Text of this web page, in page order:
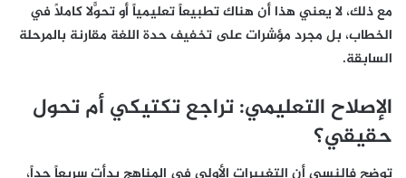
مع ذلك، لا يعني هذا أن هناك تطبيعاً تعليمياً أو تحوّلاً كاملاً في
الخطاب، بل مجرد مؤشرات على تخفيف حدة اللغة مقارنة بالمرحلة
السابقة.
الإصلاح التعليمي: تراجع تكتيكي أم تحول
حقيقي؟